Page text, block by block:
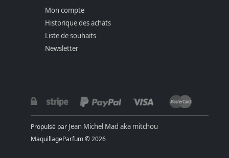
Mon compte
Historique des achats
Liste de souhaits
Newsletter
Propulsé par Jean Michel Mad aka mitchou
MaquillageParfum © 2026